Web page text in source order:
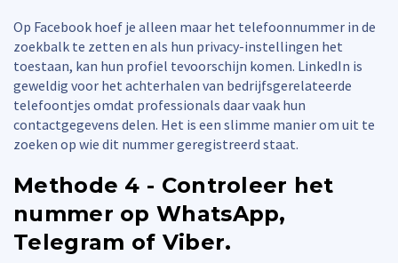
Op Facebook hoef je alleen maar het telefoonnummer in de
zoekbalk te zetten en als hun privacy-instellingen het
toestaan, kan hun profiel tevoorschijn komen. LinkedIn is
geweldig voor het achterhalen van bedrijfsgerelateerde
telefoontjes omdat professionals daar vaak hun
contactgegevens delen. Het is een slimme manier om uit te
zoeken op wie dit nummer geregistreerd staat.
Methode 4 - Controleer het
nummer op WhatsApp,
Telegram of Viber.